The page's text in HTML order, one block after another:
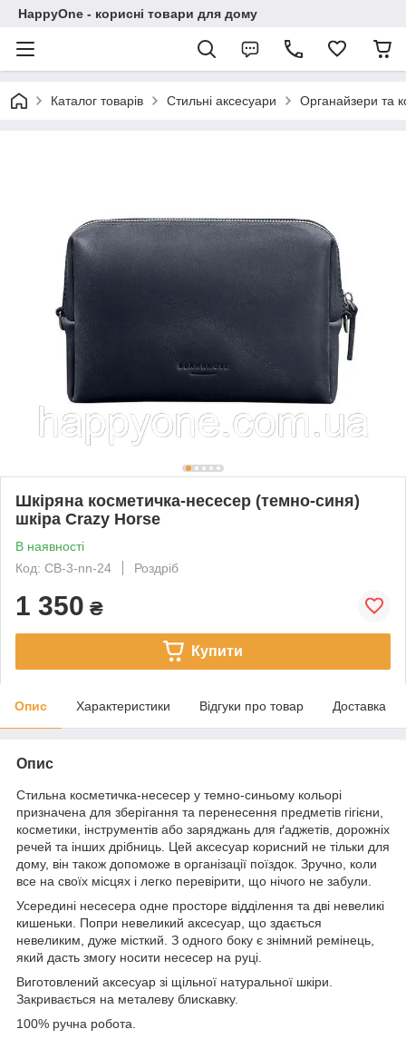
HappyOne - корисні товари для дому
Каталог товарів Стильні аксесуари Органайзери та
Шкіряна косметичка-несесер (темно-синя)
шкіра Crazy Horse
В наявності
Код: CB-3-nn-24
Роздріб
1 350 ₴
Купити
Опис Характеристики Відгуки про товар Доставка
Опис
Стильна косметичка-несесер у темно-синьому кольорі
призначена для зберігання та перенесення предметів гігієни,
косметики, інструментів або заряджань для ґаджетів, дорожніх
речей та інших дрібниць. Цей аксесуар корисний не тільки для
дому, він також допоможе в організації поїздок. Зручно, коли
все на своїх місцях і легко перевірити, що нічого не забули.
Усередині несесера одне просторе відділення та дві невеликі
кишеньки. Попри невеликий аксесуар, що здається
невеликим, дуже місткий. З одного боку є знімний ремінець,
який дасть змогу носити несесер на руці.
Виготовлений аксесуар зі щільної натуральної шкіри.
Закривається на металеву блискавку.
100% ручна робота.